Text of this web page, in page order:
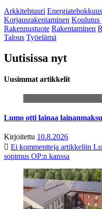
Arkkitehtuuri Energiatehokkuus
Korjausrakentaminen Koulutus
Rakennustuote Rakentaminen
Talous Työelämä
Uutisissa nyt
Uusimmat artikkelit
Lumo otti lainaa
Kirjoitettu 10.8.2026
Ei kommentteja artikkeliin
sopimus OP:n kanssa